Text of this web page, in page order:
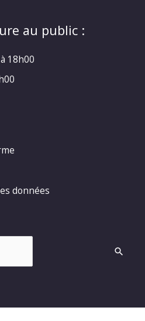
au public :
18h00
données